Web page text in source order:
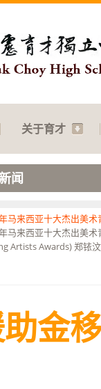
关于育才
闻
... 阅读全文
马来西亚十大杰出美
马来西亚十大杰出美
Artists Awards) 郑铱
金